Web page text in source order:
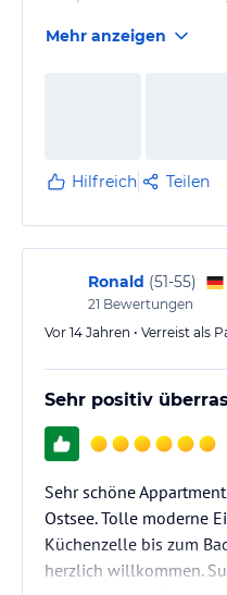
Fazit: Schöner
Mehr anzeigen
Hilfreich Teilen
Ronald (51-55)
21 Bewertungen
Vor 14 Jahren • Verreist als
Sehr positiv
Sehr schöne
Ostsee. Tolle moderne
Küchenzelle bis zum
herzlich willkommen.